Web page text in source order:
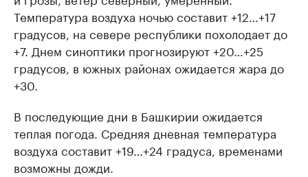
Температура воздуха ночью составит +12…+17
градусов, на севере республики похолодает до
+7. Днем синоптики прогнозируют +20…+25
градусов, в южных районах ожидается жара до
+30.
В последующие дни в Башкирии ожидается
теплая погода. Средняя дневная температура
воздуха составит +19…+24 градуса, временами
возможны дожди.